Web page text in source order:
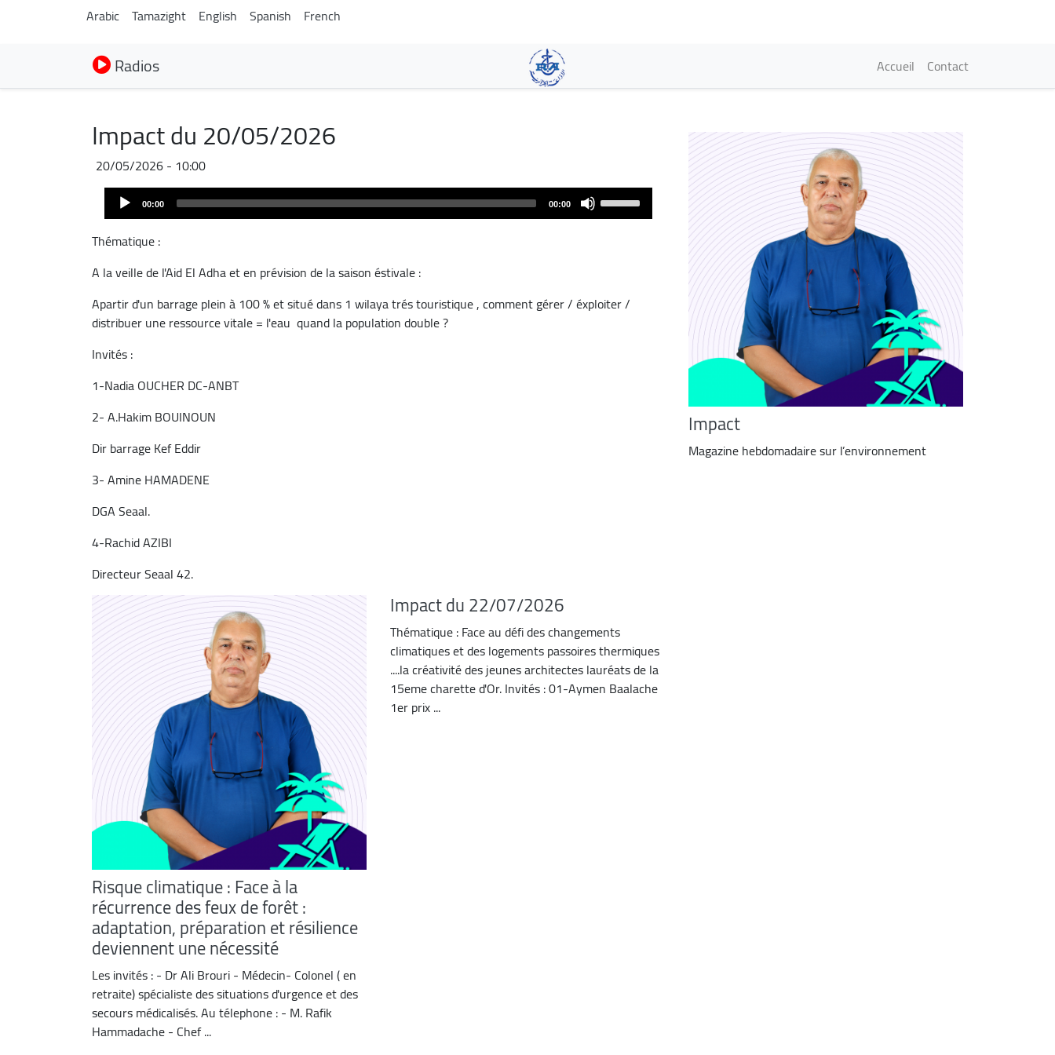
contenu
principal
Arabic Tamazight English Spanish French
Radios Navigation
Accueil Contact
Impact du 20/05/2026
20/05/2026 - 10:00
Audio
Player 00:00 00:00
or
Thématique :
A la veille de l'Aid El Adha et en prévision de la saison éstivale :
Apartir d'un barrage plein à 100 % et situé dans 1 wilaya trés touristique , comment gérer / éxploiter /
distribuer une ressource vitale = l'eau quand la population double ?
Invités :
1-Nadia OUCHER DC-ANBT
2- A.Hakim BOUINOUN
Dir barrage Kef Eddir
3- Amine HAMADENE
DGA Seaal.
4-Rachid AZIBI
Directeur Seaal 42.
Risque climatique : Face à la
récurrence des feux de forêt :
adaptation, préparation et résilience
deviennent une nécessité
Les invités : - Dr Ali Brouri - Médecin- Colonel ( en
retraite) spécialiste des situations d'urgence et des
secours médicalisés. Au télephone : - M. Rafik
Hammadache - Chef ...
Impact du 22/07/2026
Thématique : Face au défi des changements
climatiques et des logements passoires thermiques
....la créativité des jeunes architectes lauréats de la
15eme charette d'Or. Invités : 01-Aymen Baalache
1er prix ...
Impact
Magazine hebdomadaire sur l’environnement